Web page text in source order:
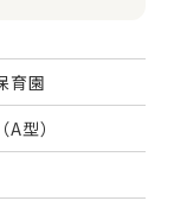
育園
型）